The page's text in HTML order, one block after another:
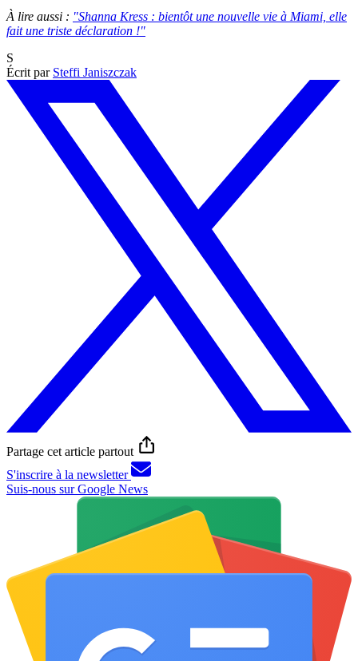
À lire aussi : "Shanna Kress : bientôt une nouvelle vie à Miami, elle
fait une triste déclaration !"
S
Écrit par Steffi Janiszczak
Partage cet article partout
S'inscrire à la newsletter
Suis-nous sur Google News